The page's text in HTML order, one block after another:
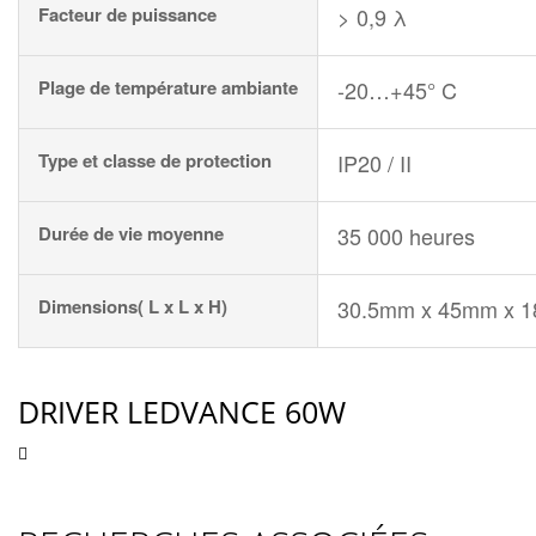
Facteur de puissance > 0,9 λ
Plage de température ambiante -20…+45° C
Type et classe de protection IP20 / II
Durée de vie moyenne 35 000 heures
Dimensions( L x L x H) 30.5mm x 45mm x
DRIVER LEDVANCE 60W